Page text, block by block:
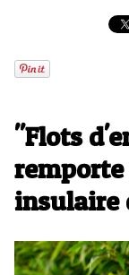
"Flots
insulaire